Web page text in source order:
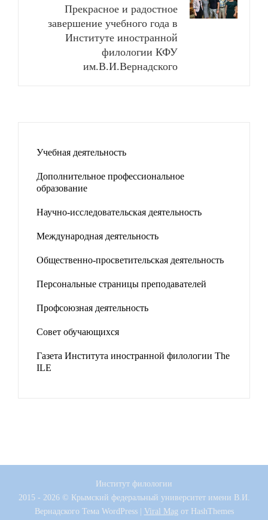
Прекрасное и радостное
завершение учебного года в
Институте иностранной
филологии КФУ
им.В.И.Вернадского
Учебная деятельность
Дополнительное профессиональное
образование
Научно-исследовательская деятельность
Международная деятельность
Общественно-просветительская деятельность
Персональные страницы преподавателей
Профсоюзная деятельность
Совет обучающихся
Газета Института иностранной филологии The
ILE
Институт филологии
2015 - 2026 © Крымский федеральный университет имени В.И.
ВернадскогоТема WordPress | Viral Mag от HashThemes